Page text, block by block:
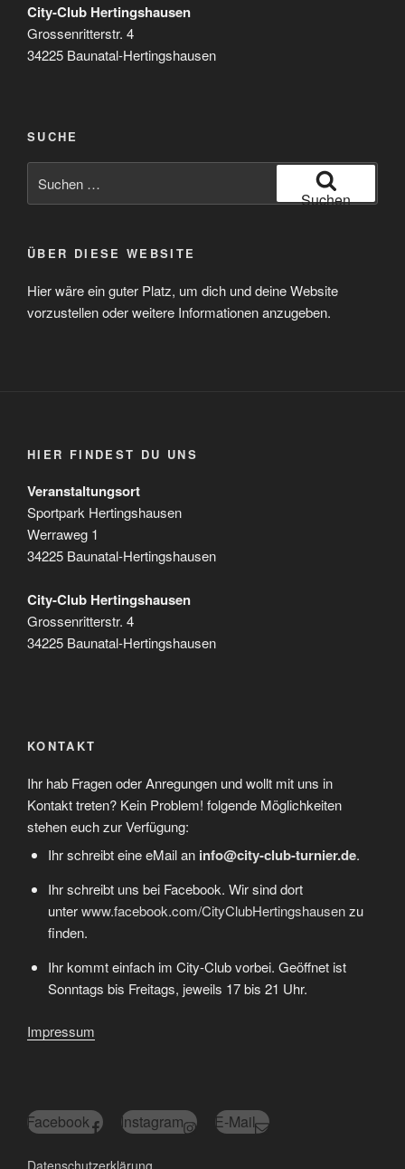
City-Club Hertingshausen
Grossenritterstr. 4
34225 Baunatal-Hertingshausen
SUCHE
nach:
Suchen
ÜBER DIESE WEBSITE
Hier wäre ein guter Platz, um dich und deine Website
vorzustellen oder weitere Informationen anzugeben.
HIER FINDEST DU UNS
Veranstaltungsort
Sportpark Hertingshausen
Werraweg 1
34225 Baunatal-Hertingshausen
City-Club Hertingshausen
Grossenritterstr. 4
34225 Baunatal-Hertingshausen
KONTAKT
Ihr hab Fragen oder Anregungen und wollt mit uns in
Kontakt treten? Kein Problem! folgende Möglichkeiten
stehen euch zur Verfügung:
Ihr schreibt eine eMail an info@city-club-turnier.de.
Ihr schreibt uns bei Facebook. Wir sind dort
unterwww.facebook.com/CityClubHertingshausenzu
finden.
Ihr kommt einfach im City-Club vorbei. Geöffnet ist
Sonntags bis Freitags, jeweils 17 bis 21 Uhr.
Impressum
Facebook Instagram E-Mail
Datenschutzerklärung